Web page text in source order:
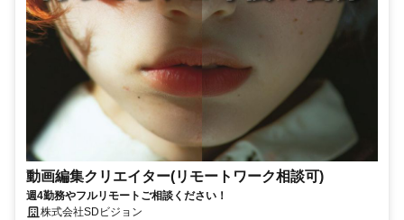
動画編集クリエイター(リモートワーク相談可)
週4勤務やフルリモートご相談ください！
株式会社SDビジョン